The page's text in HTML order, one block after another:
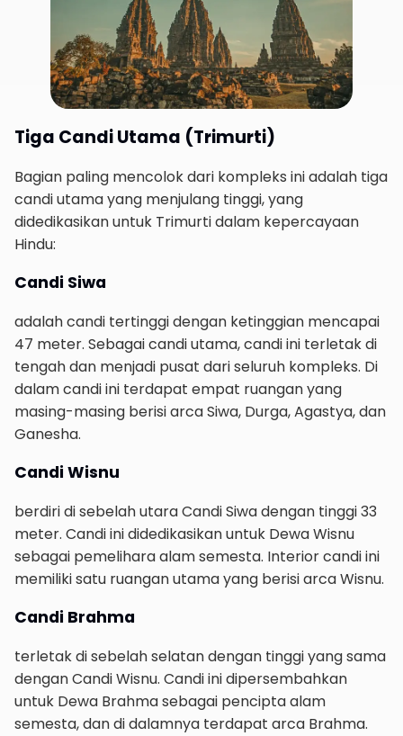
Tiga Candi Utama (Trimurti)
Bagian paling mencolok dari kompleks ini adalah tiga
candi utama yang menjulang tinggi, yang
didedikasikan untuk Trimurti dalam kepercayaan
Hindu:
Candi Siwa
adalah candi tertinggi dengan ketinggian mencapai
47 meter. Sebagai candi utama, candi ini terletak di
tengah dan menjadi pusat dari seluruh kompleks. Di
dalam candi ini terdapat empat ruangan yang
masing-masing berisi arca Siwa, Durga, Agastya, dan
Ganesha.
Candi Wisnu
berdiri di sebelah utara Candi Siwa dengan tinggi 33
meter. Candi ini didedikasikan untuk Dewa Wisnu
sebagai pemelihara alam semesta. Interior candi ini
memiliki satu ruangan utama yang berisi arca Wisnu.
Candi Brahma
terletak di sebelah selatan dengan tinggi yang sama
dengan Candi Wisnu. Candi ini dipersembahkan
untuk Dewa Brahma sebagai pencipta alam
semesta, dan di dalamnya terdapat arca Brahma.